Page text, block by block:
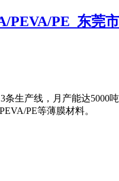
生产线，月产能达
PE等薄膜材料。